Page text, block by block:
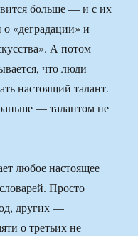
больше — и с их
«деградации» и
А потом
что люди
настоящий талант.
— талантом не
любое настоящее
Просто
других —
о третьих не